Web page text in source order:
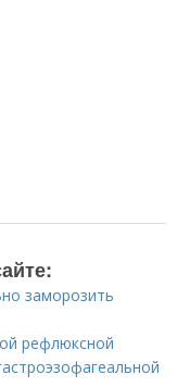
заморозить
рефлюксной